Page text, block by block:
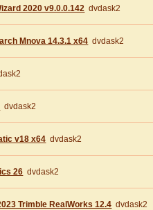
2020 v9.0.0.142 dvdask2
Mnova 14.3.1 x64 dvdask2
dvdask2
v18 x64 dvdask2
26 dvdask2
Trimble RealWorks 12.4 dvdask2